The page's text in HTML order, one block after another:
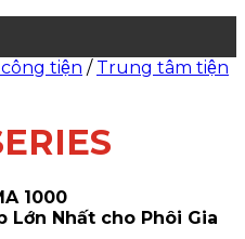
tiện / Trung tâm tiện
1000
Lớn Nhất cho Phôi Gia